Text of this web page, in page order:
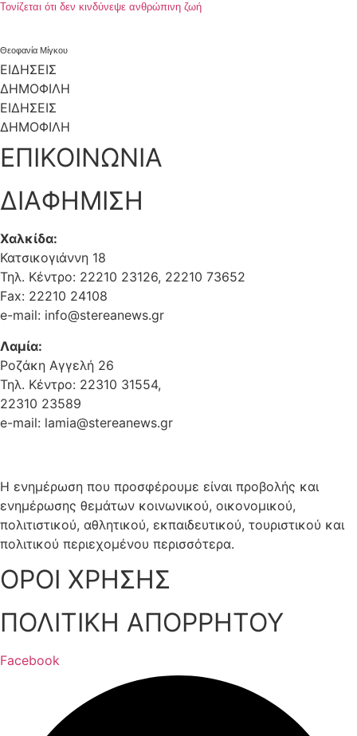
Τονίζεται ότι δεν κινδύνεψε ανθρώπινη ζωή
Θεοφανία Μίγκου
ΕΙΔΗΣΕΙΣ
ΔΗΜΟΦΙΛΗ
ΕΙΔΗΣΕΙΣ
ΔΗΜΟΦΙΛΗ
ΕΠΙΚΟΙΝΩΝΙΑ
ΔΙΑΦΗΜΙΣΗ
Χαλκίδα:
Κατσικογιάννη 18
Τηλ. Κέντρο: 22210 23126, 22210 73652
Fax: 22210 24108
e-mail: info@stereanews.gr
Λαμία:
Ροζάκη Αγγελή 26
Τηλ. Κέντρο: 22310 31554,
22310 23589
e-mail: lamia@stereanews.gr
Η ενημέρωση που προσφέρουμε είναι προβολής και
ενημέρωσης θεμάτων κοινωνικού, οικονομικού,
πολιτιστικού, αθλητικού, εκπαιδευτικού, τουριστικού και
πολιτικού περιεχομένου περισσότερα.
ΟΡΟΙ ΧΡΗΣΗΣ
ΠΟΛΙΤΙΚΗ ΑΠΟΡΡΗΤΟΥ
Facebook